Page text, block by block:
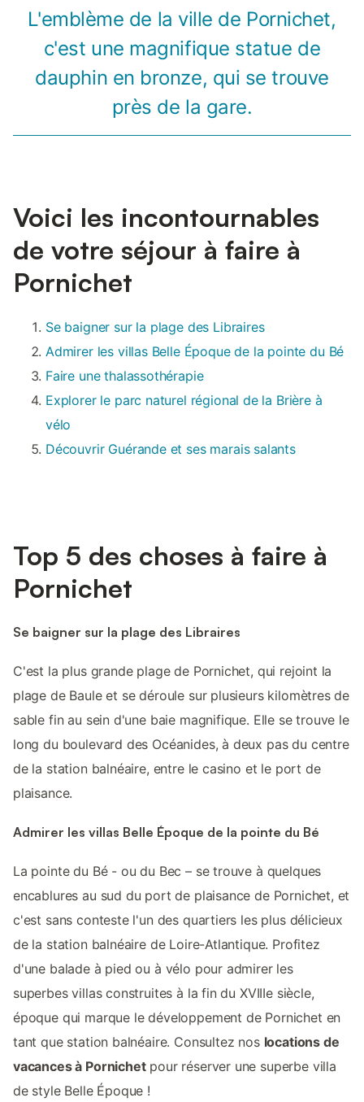
L'emblème de la ville de Pornichet,
c'est une magnifique statue de
dauphin en bronze, qui se trouve
près de la gare.
Voici les incontournables
de votre séjour à faire à
Pornichet
Se baigner sur la plage des Libraires
Admirer les villas Belle Époque de la pointe du Bé
Faire une thalassothérapie
Explorer le parc naturel régional de la Brière à
vélo
Découvrir Guérande et ses marais salants
Top 5 des choses à faire à
Pornichet
Se baigner sur la plage des Libraires
C'est la plus grande plage de Pornichet, qui rejoint la
plage de Baule et se déroule sur plusieurs kilomètres de
sable fin au sein d'une baie magnifique. Elle se trouve le
long du boulevard des Océanides, à deux pas du centre
de la station balnéaire, entre le casino et le port de
plaisance.
Admirer les villas Belle Époque de la pointe du Bé
La pointe du Bé - ou du Bec – se trouve à quelques
encablures au sud du port de plaisance de Pornichet, et
c'est sans conteste l'un des quartiers les plus délicieux
de la station balnéaire de Loire-Atlantique. Profitez
d'une balade à pied ou à vélo pour admirer les
superbes villas construites à la fin du XVIIIe siècle,
époque qui marque le développement de Pornichet en
tant que station balnéaire. Consultez nos locations de
vacances à Pornichetpour réserver une superbe villa
de style Belle Époque !